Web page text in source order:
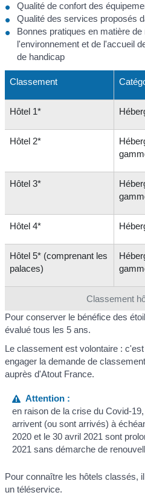
Qualité de confort des
Qualité des services proposés
Bonnes pratiques en matière
l'environnement et de l'accueil
de handicap
Classement
Classement
Hôtel 1*
Hôtel 2*
Hôtel 3*
Hôtel 4*
Hôtel 5* (comprenant les
palaces)
Pour conserver le bénéfice des
évalué tous les 5 ans.
Le classement est volontaire :
engager la demande de
auprès d'Atout France.
Attention :
en raison de la crise du Covid-
arrivent (ou sont arrivés) à
2020 et le 30 avril 2021 sont
2021 sans démarche de
Pour connaître les hôtels classés,
un téléservice.